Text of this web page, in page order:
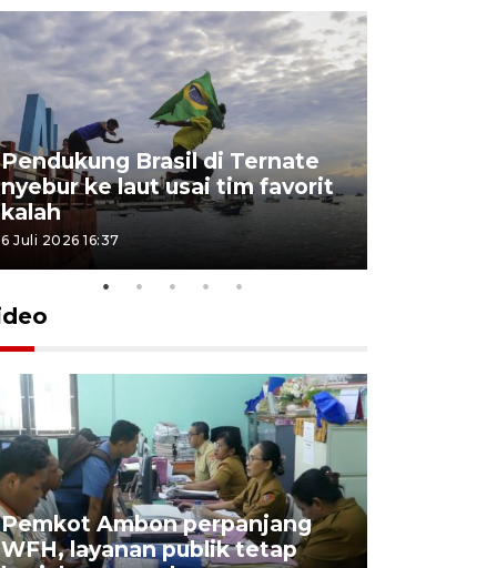
Pendukung Brasil di Ternate
nyebur ke laut usai tim favorit
kalah
6 Juli 2026 16:37
Pemkot Ambon perpanjang
WFH, layanan publik tetap